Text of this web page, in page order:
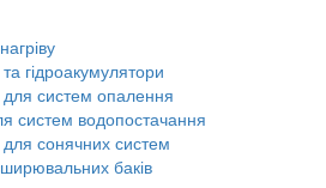
гідроакумулятори
систем опалення
систем водопостачання
сонячних систем
баків